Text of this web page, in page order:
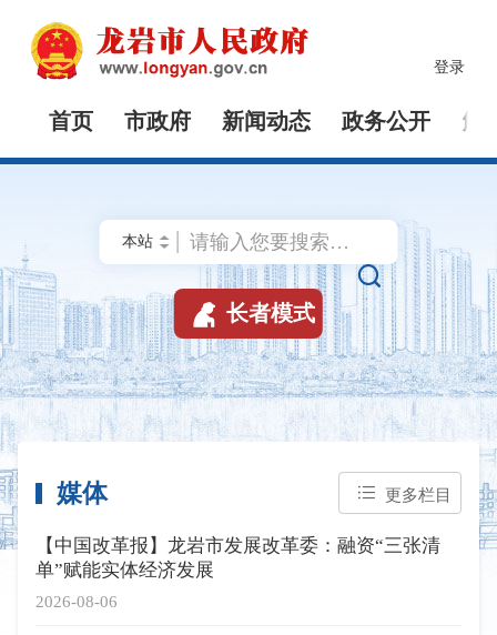
登录
首页 市政府 新闻动态 政务公开 解

 长者模式
媒体 更多栏目
2026-08-06
【中国改革报】龙岩市发展改革委：融资“三张清
单”赋能实体经济发展